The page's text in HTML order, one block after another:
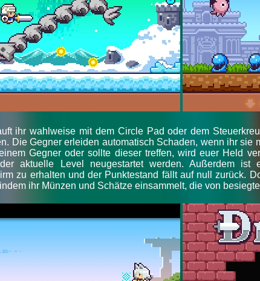
ihr wahlweise mit dem Circle Pad oder dem
Die Gegner erleiden automatisch Schaden, wenn ihr sie
Gegner oder sollte dieser treffen, wird euer Held
aktuelle Level neugestartet werden. Außerdem
zu erhalten und der Punktestand fällt auf null zurück.
ihr Münzen und Schätze einsammelt, die von